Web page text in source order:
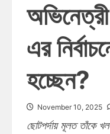
এর
হচ্ছেন?
November 10, 2025
ছোটপর্দায় মূলত তাঁকে